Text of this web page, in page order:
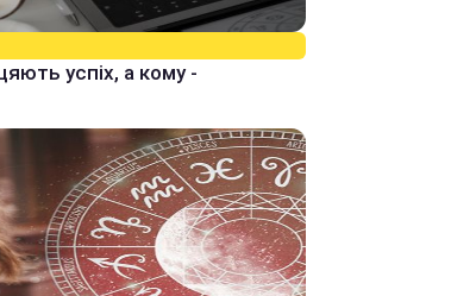
успіх, а кому -